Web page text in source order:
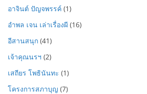
อาจินต์ ปัญจพรรค์ (1)
อำพล เจน เล่าเรื่องผี (16)
อีสานสนุก (41)
เจ้าคุณนรฯ (2)
เสถียร โพธินันทะ (1)
โครงการสภาบุญ (7)